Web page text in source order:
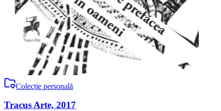
Colecție personală
Tracus Arte, 2017